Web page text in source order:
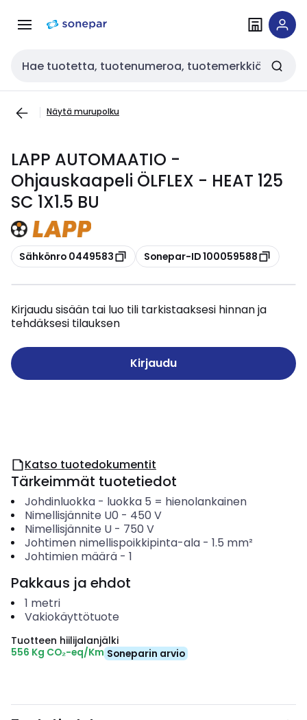
navigointiinsisältöön
Haku
Näytä murupolku
LAPP AUTOMAATIO -
Ohjauskaapeli ÖLFLEX - HEAT 125
SC 1X1.5 BU
Kopioi
Sähkönro 0449583 Kopioi
Sonepar-ID 100059588
Kirjaudu sisään tai luo tili tarkistaaksesi hinnan ja
tehdäksesi tilauksen
Kirjaudu
Katso tuotedokumentit
Tärkeimmät tuotetiedot
Johdinluokka- luokka 5 = hienolankainen
Nimellisjännite U0 - 450 V
Nimellisjännite U- 750 V
Johtimen nimellispoikkipinta-ala- 1.5 mm²
Johtimien määrä- 1
Pakkaus ja ehdot
1 metri
Vakiokäyttötuote
Tuotteen hiilijalanjälki
556 Kg CO₂-eq/Km Soneparin arvio